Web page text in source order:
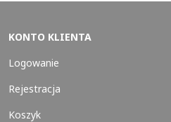
KONTO KLIENTA
Logowanie
Rejestracja
Koszyk